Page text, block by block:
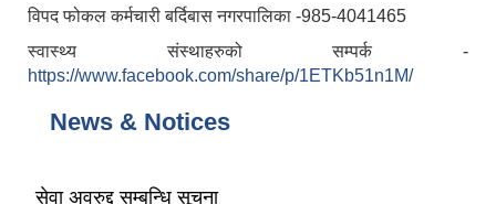
विपद फोकल कर्मचारी बर्दिबास नगरपालिका -985-4041465
स्वास्थ्य संस्थाहरुको सम्पर्क -
https://www.facebook.com/share/p/1ETKb51n1M/
News & Notices
सेवा अवरुद्द सम्बन्धि सूचना